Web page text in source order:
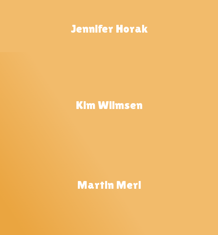
Jennifer Horak
Kim Wilmsen
Martin Merl